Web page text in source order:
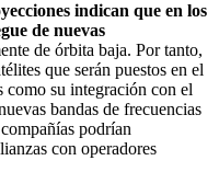
indican que en los
de nuevas
de órbita baja. Por tanto,
que serán puestos en el
como su integración con el
bandas de frecuencias
podrían
con operadores